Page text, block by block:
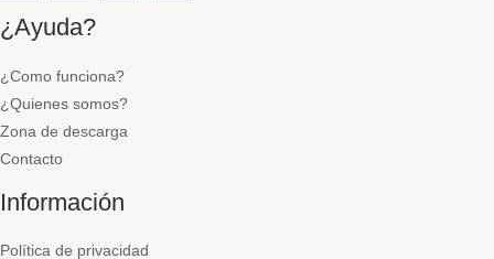
¿Ayuda?
¿Como funciona?
¿Quienes somos?
Zona de descarga
Contacto
Información
Política de privacidad